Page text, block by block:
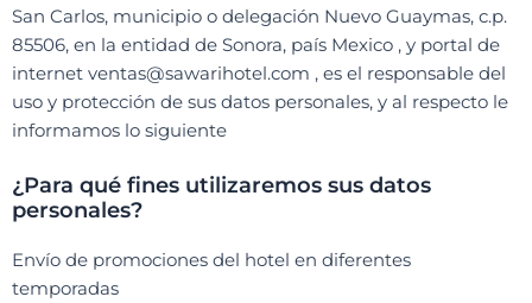
San Carlos, municipio o delegación Nuevo Guaymas, c.p.
85506, en la entidad de Sonora, país Mexico , y portal de
internet ventas@sawarihotel.com , es el responsable del
uso y protección de sus datos personales, y al respecto le
informamos lo siguiente
¿Para qué fines utilizaremos sus datos
personales?
Envío de promociones del hotel en diferentes
temporadas